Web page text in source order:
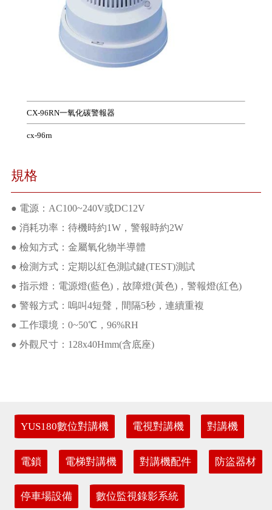
CX-96RN一氧化碳警報器
cx-96rn
規格
● 電源：AC100~240V或DC12V
● 消耗功率：待機時約1W，警報時約2W
● 檢知方式：金屬氧化物半導體
● 檢測方式：定期以紅色測試鍵(TEST)測試
● 指示燈：電源燈(藍色)，故障燈(黃色)，警報燈(紅色)
● 警報方式：嗚叫4短聲，間隔5秒，連續重複
● 工作環境：0~50℃，96%RH
● 外觀尺寸：128x40Hmm(含底座)
YUS180數位對講機 電視對講機 對講機
電鎖 電梯對講機 對講機配件 防盜器材
停車場設備 數位監視錄影系統